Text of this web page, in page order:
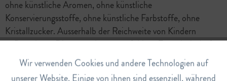
ohne künstliche Aromen, ohne künstliche
Konservierungsstoffe, ohne künstliche Farbstoffe, ohne
Kristallzucker. Ausserhalb der Reichweite von Kindern
aufbewahren. Die angegebene empfohlene Tagesdosis darf
nicht überschritten werden. Nahrungsergänzungsmittel sind
kein Ersatz für eine abwechslungsreiche und ausgewogene
Funktionale Aktiv
Wir verwenden Cookies und andere Technologien auf
unserer Website. Einige von ihnen sind essenziell, während